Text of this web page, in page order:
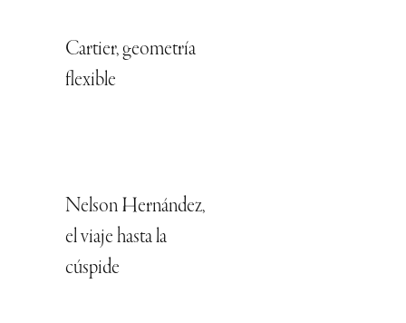
Cartier, geometría
flexible
Nelson Hernández,
el viaje hasta la
cúspide